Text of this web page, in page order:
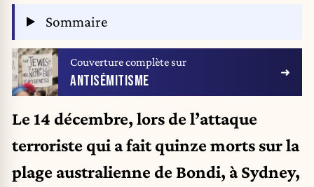
Sommaire
Couverture complète sur
ANTISÉMITISME
Le 14 décembre, lors de l’attaque
terroriste qui a fait quinze morts sur la
plage australienne de Bondi, à Sydney,